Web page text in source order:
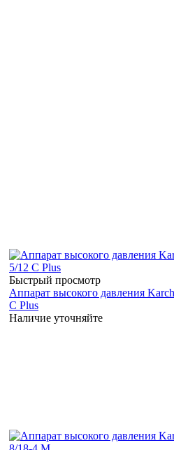
Быстрый просмотр
Аппарат высокого давления
C Plus
Наличие уточняйте